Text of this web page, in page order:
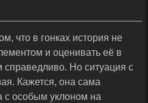
что в гонках история не
и оценивать её в
справедливо. Но ситуация с
Кажется, она сама
с особым уклоном на